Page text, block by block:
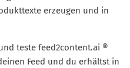
erzeugen und in
teste feed2content.ai ®
Feed und du erhältst in